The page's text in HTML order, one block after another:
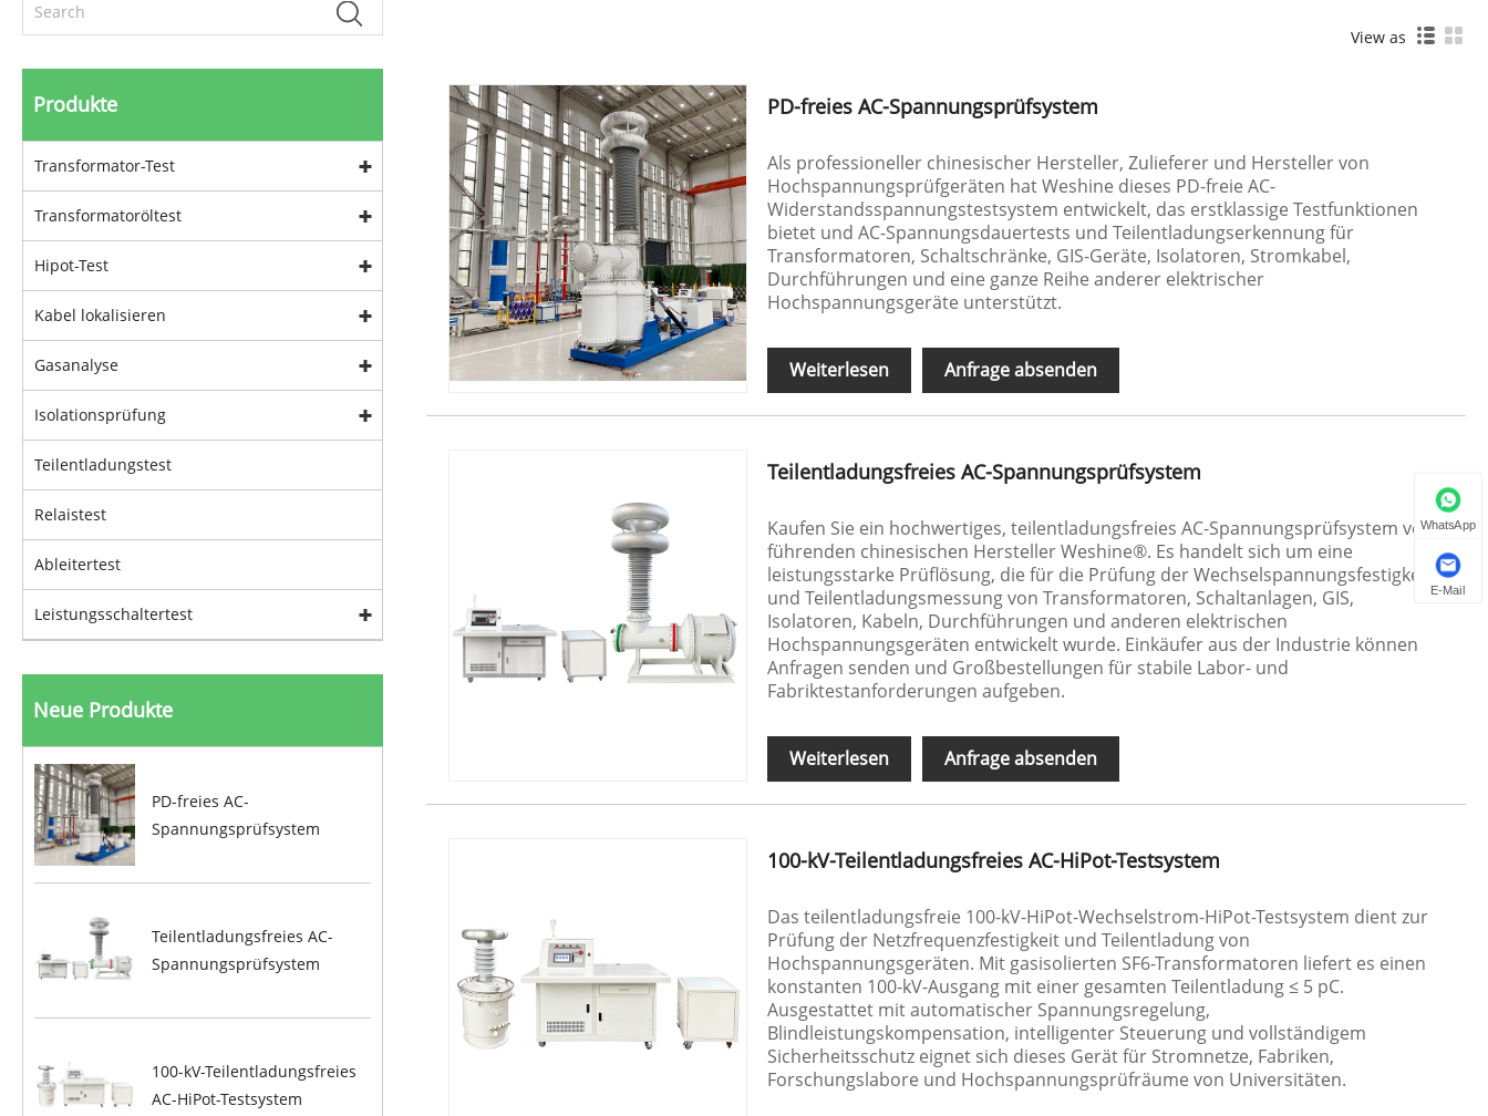
Produkte
Transformator-Test
Transformatoröltest
Hipot-Test
Kabel lokalisieren
Gasanalyse
Isolationsprüfung
Teilentladungstest
Relaistest
Ableitertest
Leistungsschaltertest
Neue Produkte
PD-freies AC-
Spannungsprüfsystem
Teilentladungsfreies AC-
Spannungsprüfsystem
100-kV-Teilentladungsfreies
AC-HiPot-Testsystem
View as
PD-freies AC-Spannungsprüfsystem
Als professioneller chinesischer Hersteller, Zulieferer und Hersteller von
Hochspannungsprüfgeräten hat Weshine dieses PD-freie AC-
Widerstandsspannungstestsystem entwickelt, das erstklassige Testfunktionen
bietet und AC-Spannungsdauertests und Teilentladungserkennung für
Transformatoren, Schaltschränke, GIS-Geräte, Isolatoren, Stromkabel,
Durchführungen und eine ganze Reihe anderer elektrischer
Hochspannungsgeräte unterstützt.
Weiterlesen Anfrage absenden
Teilentladungsfreies AC-Spannungsprüfsystem
Kaufen Sie ein hochwertiges, teilentladungsfreies AC-Spannungsprüfsystem vom
führenden chinesischen Hersteller Weshine®. Es handelt sich um eine
leistungsstarke Prüflösung, die für die Prüfung der Wechselspannungsfestigkeit
und Teilentladungsmessung von Transformatoren, Schaltanlagen, GIS,
Isolatoren, Kabeln, Durchführungen und anderen elektrischen
Hochspannungsgeräten entwickelt wurde. Einkäufer aus der Industrie können
Anfragen senden und Großbestellungen für stabile Labor- und
Fabriktestanforderungen aufgeben.
Weiterlesen Anfrage absenden
100-kV-Teilentladungsfreies AC-HiPot-Testsystem
Das teilentladungsfreie 100-kV-HiPot-Wechselstrom-HiPot-Testsystem dient zur
Prüfung der Netzfrequenzfestigkeit und Teilentladung von
Hochspannungsgeräten. Mit gasisolierten SF6-Transformatoren liefert es einen
konstanten 100-kV-Ausgang mit einer gesamten Teilentladung ≤ 5 pC.
Ausgestattet mit automatischer Spannungsregelung,
Blindleistungskompensation, intelligenter Steuerung und vollständigem
Sicherheitsschutz eignet sich dieses Gerät für Stromnetze, Fabriken,
Forschungslabore und Hochspannungsprüfräume von Universitäten.
WhatsApp
E-Mail